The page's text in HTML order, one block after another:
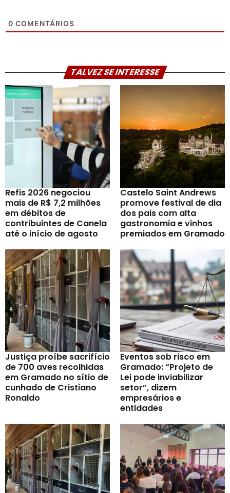
0 COMENTÁRIOS
TALVEZ SE INTERESSE
Refis 2026 negociou
mais de R$ 7,2 milhões
em débitos de
contribuintes de Canela
até o início de agosto
Castelo Saint Andrews
promove festival de dia
dos pais com alta
gastronomia e vinhos
premiados em Gramado
Justiça proíbe sacrifício
de 700 aves recolhidas
em Gramado no sítio de
cunhado de Cristiano
Ronaldo
Eventos sob risco em
Gramado: “Projeto de
Lei pode inviabilizar
setor”, dizem
empresários e
entidades